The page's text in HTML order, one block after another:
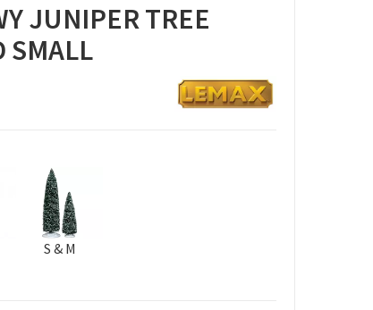
JUNIPER TREE
SMALL
S & M